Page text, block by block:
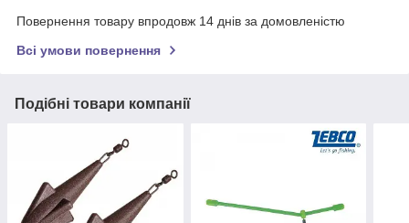
Повернення товару впродовж 14 днів за домовленістю
Всі умови повернення
Подібні товари компанії